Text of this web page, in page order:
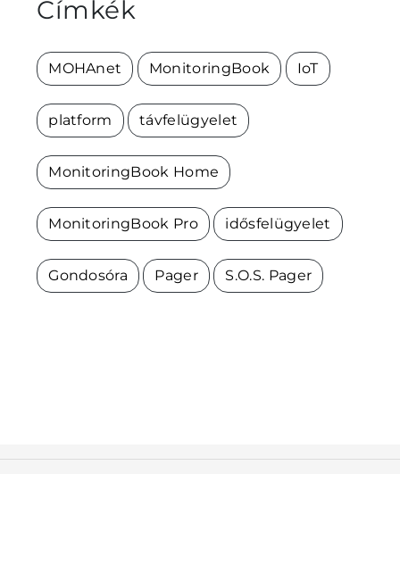
Címkék
MOHAnet MonitoringBook IoT
platform távfelügyelet
MonitoringBook Home
MonitoringBook Pro idősfelügyelet
Gondosóra Pager S.O.S. Pager